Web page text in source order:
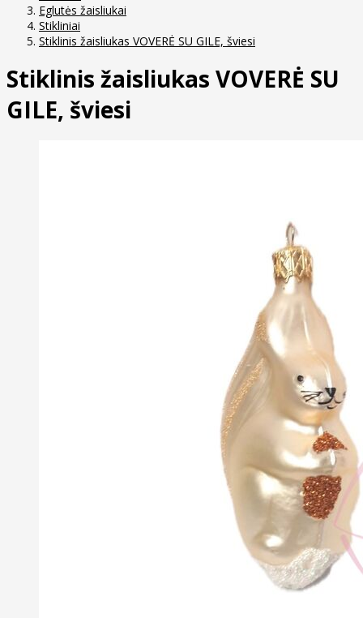
Eglutės žaisliukai
Stikliniai
Stiklinis žaisliukas VOVERĖ SU GILE, šviesi
Stiklinis žaisliukas VOVERĖ SU
GILE, šviesi